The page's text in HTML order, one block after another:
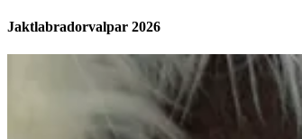
Jaktlabradorvalpar 2026